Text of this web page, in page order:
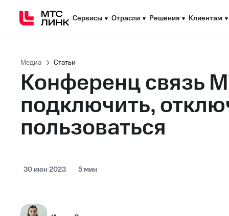
Сервисы Отрасли Решения Клиентам
Сервисы Отрасли Решения Клиентам
Медиа Статьи
Конференц связь
подключить,
пользоваться
30 июн 2023 5 мин